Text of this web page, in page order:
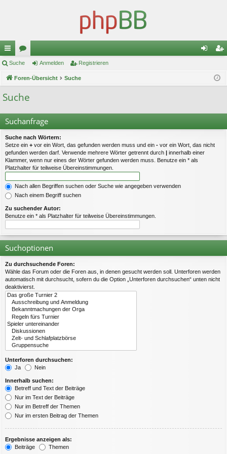
ch
ne
llz
riff
or
en ist
Suche Anmelden Registrieren
Foren-Übersicht Suche
Suche
Suchanfrage
Suche nach Wörtern:
Setze ein + vor ein Wort, das gefunden werden muss und ein - vor ein Wort, das nicht
gefunden werden darf. Verwende mehrere Wörter getrennt durch | innerhalb einer
Klammer, wenn nur eines der Wörter gefunden werden muss. Benutze ein * als
Platzhalter für teilweise Übereinstimmungen.
Nach allen Begriffen suchen oder Suche wie angegeben verwenden
Nach einem Begriff suchen
Zu suchender Autor:
Benutze ein * als Platzhalter für teilweise Übereinstimmungen.
Suchoptionen
Zu durchsuchende Foren:
Wähle das Forum oder die Foren aus, in denen gesucht werden soll. Unterforen werden
automatisch mit durchsucht, sofern du die Option „Unterforen durchsuchen“ unten nicht
deaktivierst.
Unterforen durchsuchen:
Ja
Nein
Innerhalb suchen:
Betreff und Text der Beiträge
Nur im Text der Beiträge
Nur im Betreff der Themen
Nur im ersten Beitrag der Themen
Ergebnisse anzeigen als:
Beiträge
Themen